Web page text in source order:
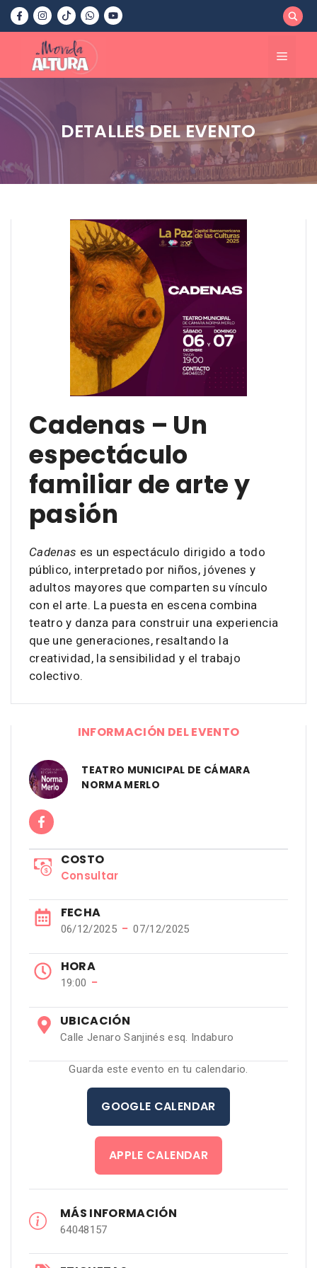
Saltar
contenido
Menú
DETALLES DEL EVENTO
Cadenas – Un
espectáculo
familiar de arte y
pasión
Cadenas es un espectáculo dirigido a todo
público, interpretado por niños, jóvenes y
adultos mayores que comparten su vínculo
con el arte. La puesta en escena combina
teatro y danza para construir una experiencia
que une generaciones, resaltando la
creatividad, la sensibilidad y el trabajo
colectivo.
INFORMACIÓN DEL EVENTO
TEATRO MUNICIPAL DE CÁMARA
NORMA MERLO
COSTO
Consultar
FECHA
06/12/2025 − 07/12/2025
HORA
19:00 −
UBICACIÓN
Calle Jenaro Sanjinés esq. Indaburo
Guarda este evento en tu calendario.
GOOGLE CALENDAR
APPLE CALENDAR
MÁS INFORMACIÓN
64048157